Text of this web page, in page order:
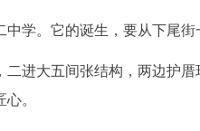
中学。它的诞生，要从下尾
进大五间张结构，两边护
。